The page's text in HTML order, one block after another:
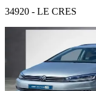
34920 - LE CRES